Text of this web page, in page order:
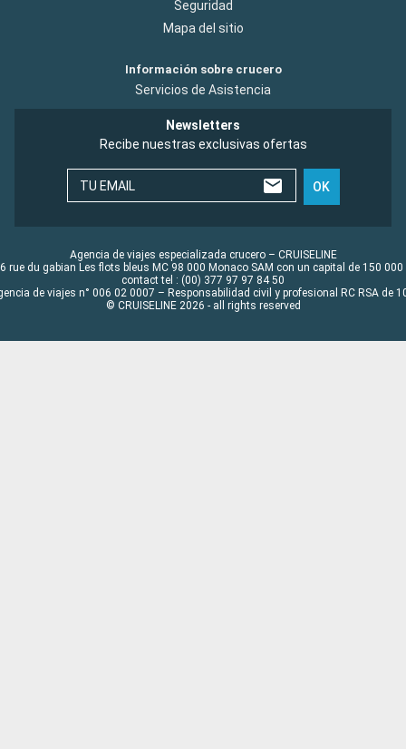
Seguridad
Mapa del sitio
Información sobre crucero
Servicios de Asistencia
Newsletters
Recibe nuestras exclusivas ofertas
TU EMAIL OK
Agencia de viajes especializada crucero – CRUISELINE
rue du gabian Les flots bleus MC 98 000 Monaco SAM con un capital de 150 000
contact tel : (00) 377 97 97 84 50
de viajes n° 006 02 0007 – Responsabilidad civil y profesional RC RSA de
© CRUISELINE 2026 - all rights reserved